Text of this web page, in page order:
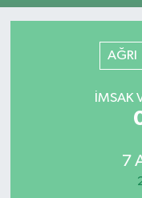
AĞRI
İMSAK
7